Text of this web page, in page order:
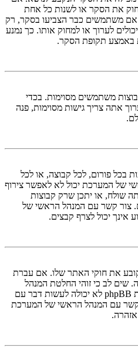
את הסקר או לשנות כל אחת
משתמשים כבר הצביעו בסקר, רק
לערוך או למחוק אותו. כך נמנע
באמצע תקופת הסקר.
משתמשים מסוימות. בכדי
אתה צריך גישות מסוימות, פנה
בכל פורום, לכל קבוצה, או לכל
של המערכת יכול לא לאפשר צירוף
שולח, או יתכן שרק קבוצות
צור קשר עם המנהל הראשי של
אינך יכול לצרף קבצים.
את חוקי האתר שלו. אם עברת
שים לב כי זוהי החלטת המנהל
הראשי של המערכת, וקבוצת phpBB לא יכולה לעשות דבר עם
קשר עם המנהל הראשי של המערכת